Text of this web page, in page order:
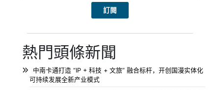
熱門頭條新聞
中南卡通打造 “IP + 科技 + 文旅” 融合标杆，开创国漫实体化
可持续发展全新产业模式